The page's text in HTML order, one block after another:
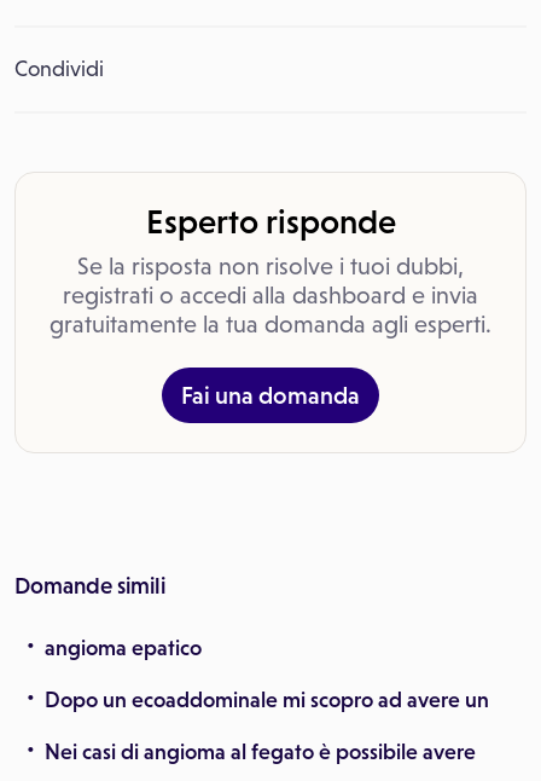
Condividi
Esperto risponde
Se la risposta non risolve i tuoi dubbi,
registrati o accedi alla dashboard e invia
gratuitamente la tua domanda agli esperti.
Fai una domanda
Domande simili
angioma epatico
Dopo un ecoaddominale mi scopro ad avere un
Nei casi di angioma al fegato è possibile avere